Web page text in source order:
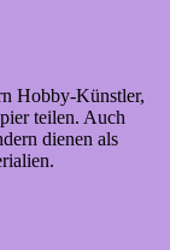
Hobby-Künstler,
teilen. Auch
dienen als